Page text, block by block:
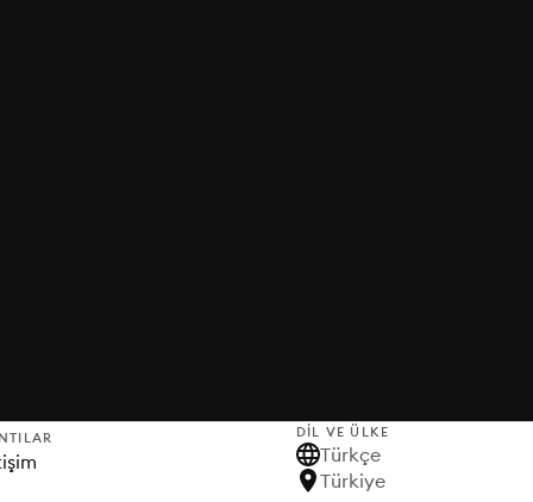
DIL VE ÜLKE
Türkçe
Türkiye